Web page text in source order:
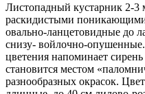
Листопадный кустарник 2-3
раскидистыми
овально-ланцетовидные до
снизу- войлочно-
цветения напоминает
становится местом
разнообразных окрасок.